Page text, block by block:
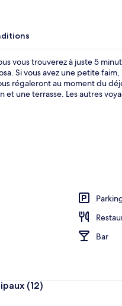
vous trouverez à juste 5
Si vous avez une petite
régaleront au moment du
une terrasse. Les autres
Bar
(12)